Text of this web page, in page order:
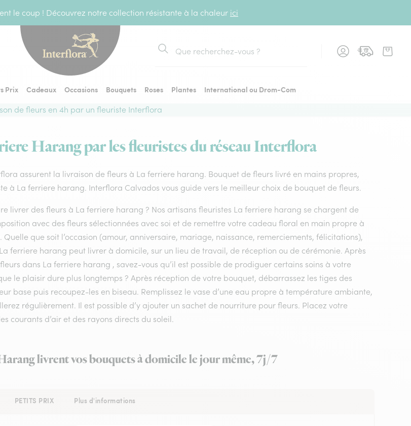
le coup ! Découvrez notre collection résistante à la chaleur ici
Rechercher
Prix Cadeaux Occasions Bouquets Roses Plantes
International ou Drom-Com
de fleurs en 4h par un fleuriste Interflora
Harang par les fleuristes du réseau Interflora
assurent la livraison de fleurs à La ferriere harang. Bouquet de fleurs livré en mains propres,
à La ferriere harang. Interflora Calvados vous guide vers le meilleur choix de bouquet de fleurs.
livrer des fleurs à La ferriere harang ? Nos artisans fleuristes La ferriere harang se chargent de
avec des fleurs sélectionnées avec soi et de remettre votre cadeau floral en main propre à
que soit l’occasion (amour, anniversaire, mariage, naissance, remerciements, félicitations),
ferriere harang peut livrer à domicile, sur un lieu de travail, de réception ou de cérémonie. Après
dans La ferriere harang , savez-vous qu’il est possible de prodiguer certains soins à votre
le plaisir dure plus longtemps ? Après réception de votre bouquet, débarrassez les tiges des
base puis recoupez-les en biseau. Remplissez le vase d’une eau propre à température ambiante,
régulièrement. Il est possible d’y ajouter un sachet de nourriture pour fleurs. Placez votre
courants d’air et des rayons directs du soleil.
livrent vos bouquets à domicile le jour même, 7j/7
PETITS PRIX Plus d'informations